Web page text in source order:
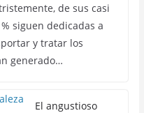
de sus casi
siguen dedicadas a
y tratar los
generado…
El angustioso